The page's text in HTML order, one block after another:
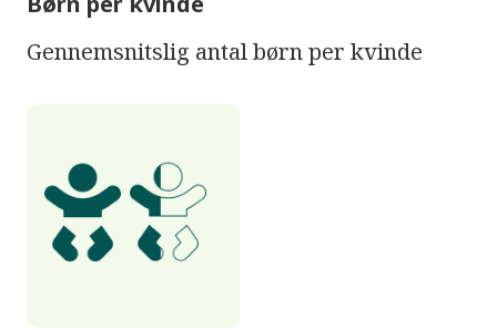
Gennemsnitslig antal børn per kvinde